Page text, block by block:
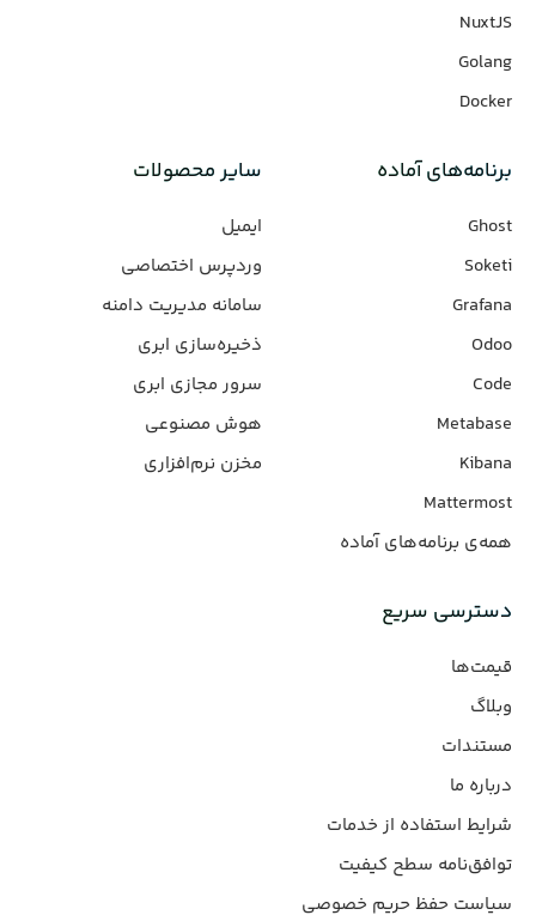
NuxtJS
Golang
Docker
برنامه‌های‌ آماده
Ghost
Soketi
Grafana
Odoo
Code
Metabase
Kibana
Mattermost
همه‌ی برنامه‌های آماده
سایر محصولات
ایمیل
وردپرس‌ اختصاصی
سامانه مدیریت دامنه
ذخیره‌سازی ابری
سرور مجازی ابری
هوش مصنوعی
مخزن نرم‌افزاری
دسترسی سریع
قیمت‌ها
وبلاگ
مستندات
درباره ما
شرایط استفاده از خدمات
توافق‌نامه سطح کیفیت
سیاست حفظ حریم خصوصی